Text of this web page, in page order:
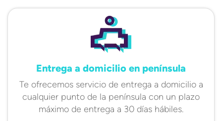
Entrega a domicilio en península
Te ofrecemos servicio de entrega a domicilio a
cualquier punto de la península con un plazo
máximo de entrega a 30 días hábiles.